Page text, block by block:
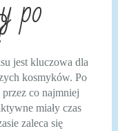
po
jest kluczowa dla
kosmyków. Po
co najmniej
miały czas
zaleca się